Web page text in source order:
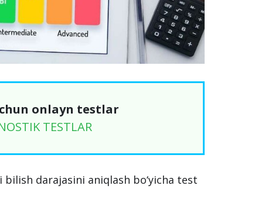
onlayn testlar
TESTLAR
darajasini aniqlash bo‘yicha test